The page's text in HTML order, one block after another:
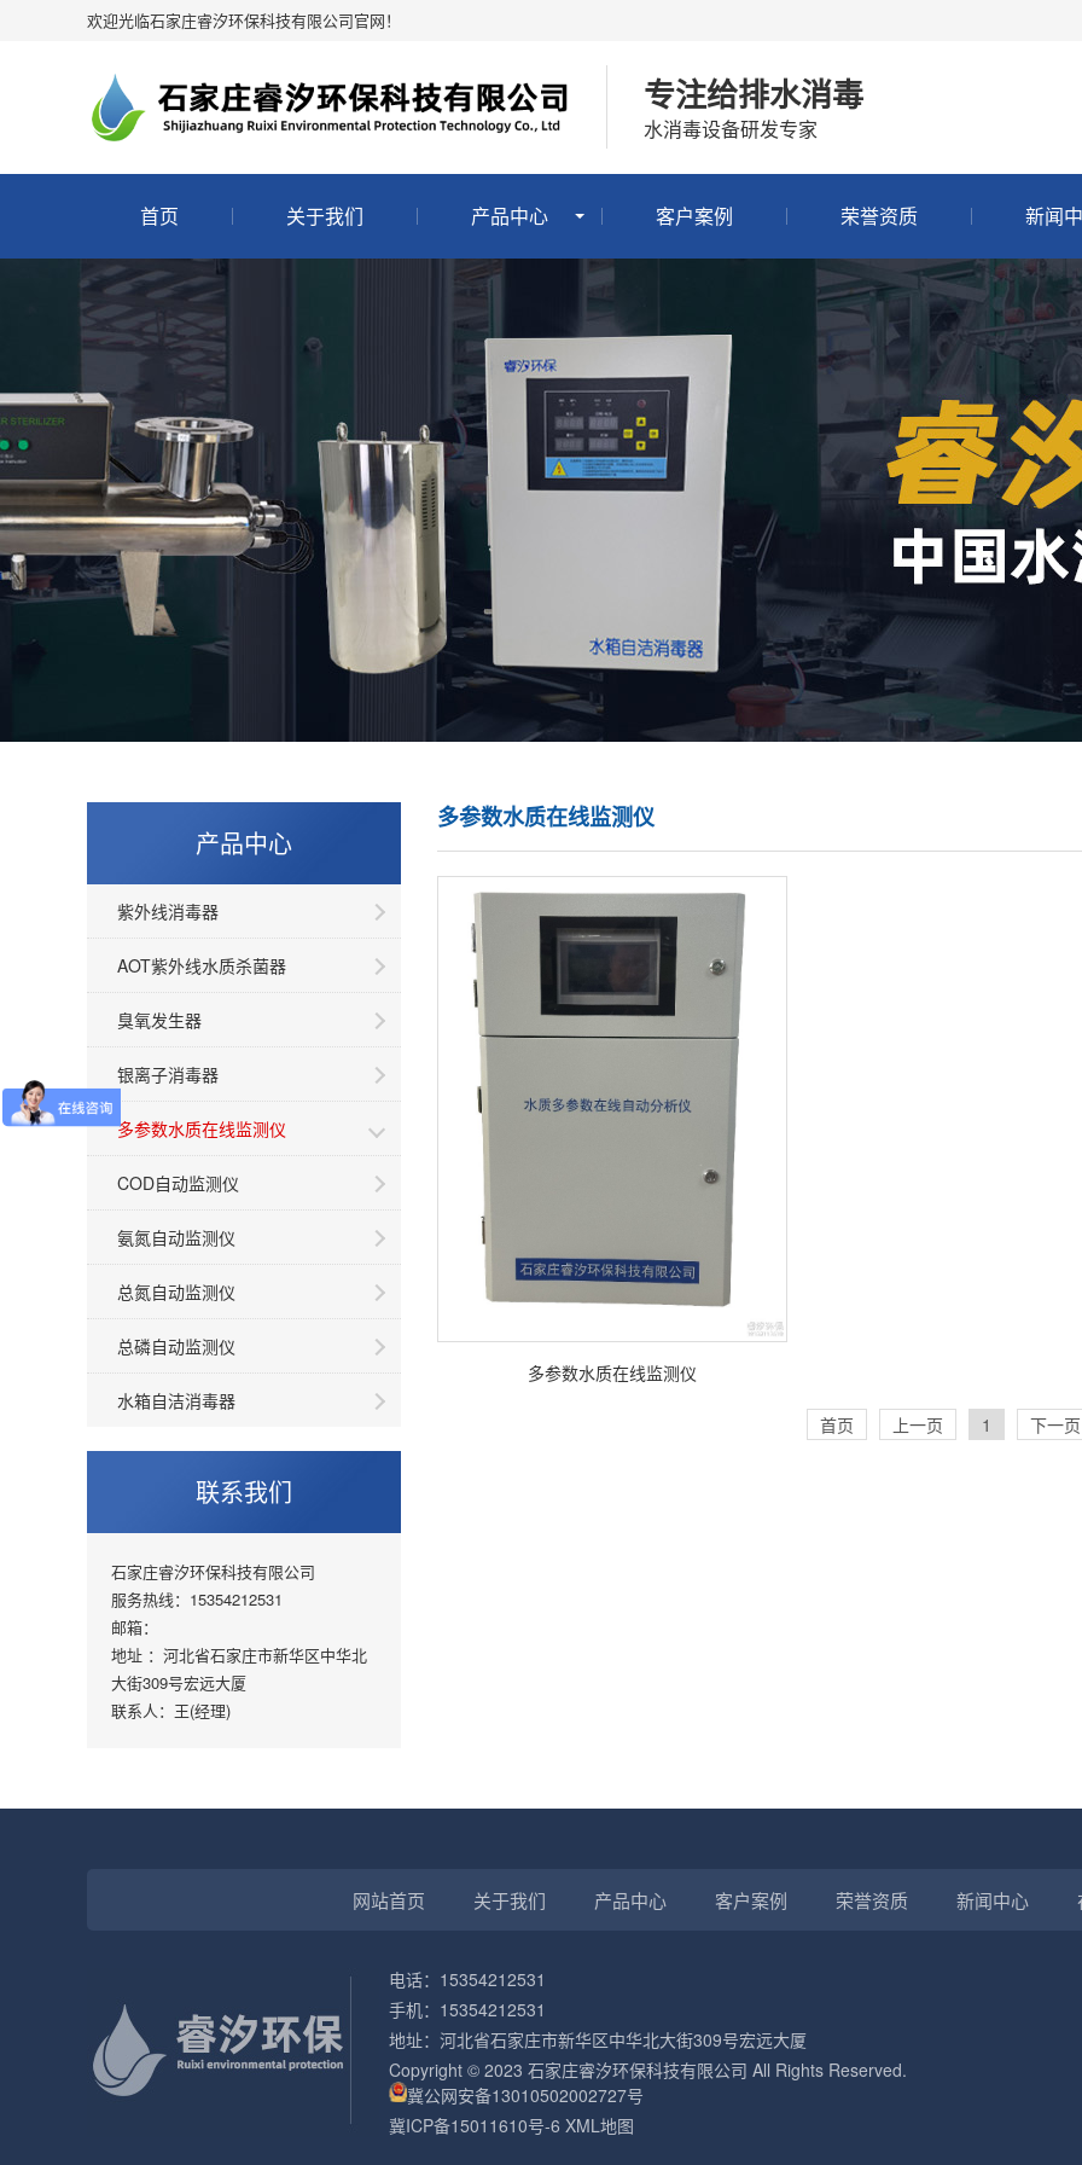
欢迎光临石家庄睿汐环保科技有限公司官网！
专注给排水消毒
水消毒设备研发专家
首页 关于我们 产品中心 客户案例 荣誉资质 新闻
产品中心
紫外线消毒器
AOT紫外线水质杀菌器
臭氧发生器
银离子消毒器
多参数水质在线监测仪
COD自动监测仪
氨氮自动监测仪
总氮自动监测仪
总磷自动监测仪
水箱自洁消毒器
联系我们
石家庄睿汐环保科技有限公司
服务热线：15354212531
邮箱：
地址 ：河北省石家庄市新华区中华北
大街309号宏远大厦
联系人：王(经理)
多参数水质在线监测仪
多参数水质在线监测仪
首页 上一页 1 下一页
网站首页 关于我们 产品中心 客户案例 荣誉资质 新闻中心
电话：15354212531
手机：15354212531
地址：河北省石家庄市新华区中华北大街309号宏远大厦
Copyright © 2023 石家庄睿汐环保科技有限公司 All Rights Reserved.
冀公网安备13010502002727号
冀ICP备15011610号-6 XML地图